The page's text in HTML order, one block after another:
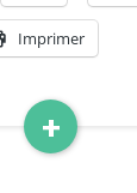
+
Read
Imprimer